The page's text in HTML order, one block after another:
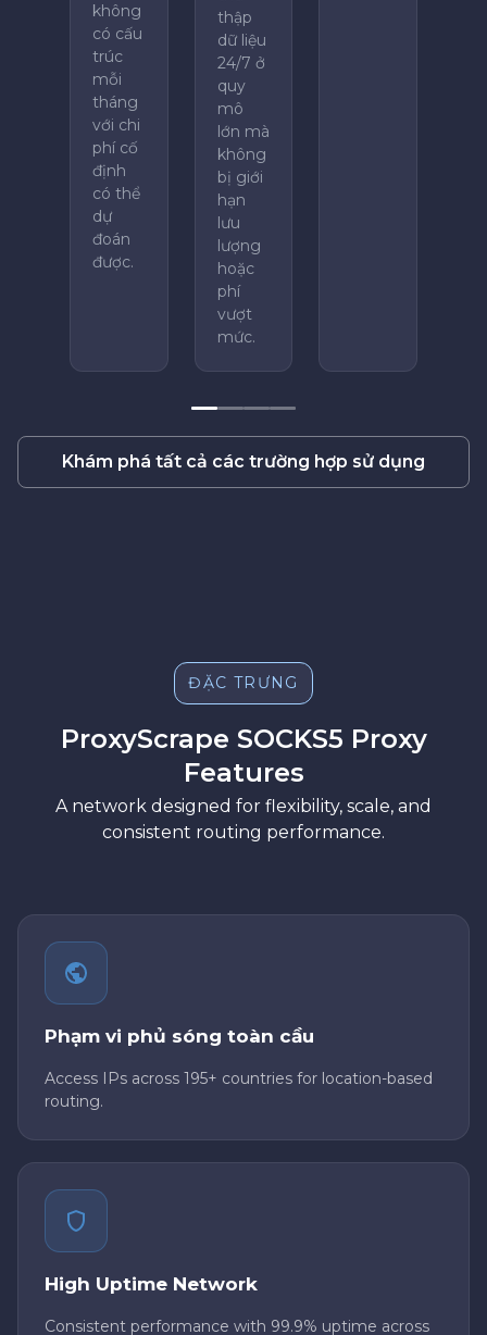
không
có cấu
trúc
mỗi
tháng
với chi
phí cố
định
có thể
dự
đoán
được.
thập
dữ liệu
24/7 ở
quy
mô
lớn mà
không
bị giới
hạn
lưu
lượng
hoặc
phí
vượt
mức.
Khám phá tất cả các trường hợp sử dụng
ĐẶC TRƯNG
ProxyScrape SOCKS5 Proxy
Features
A network designed for flexibility, scale, and
consistent routing performance.
Phạm vi phủ sóng toàn cầu
Access IPs across 195+ countries for location-based
routing.
High Uptime Network
Consistent performance with 99.9% uptime across